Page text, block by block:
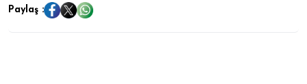
Paylaş :